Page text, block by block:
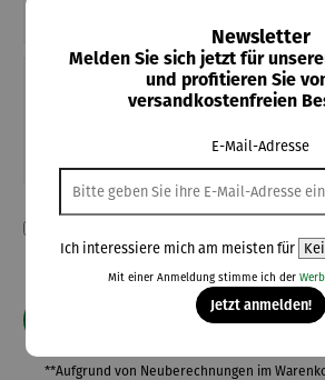
Teile diese
meiner Angaben.
In den Warenkorb
**Aufgrund von Neuberechnungen im
Newsletter
Melden Sie sich jetzt für
und profitieren Sie
versandkostenfreien
E-Mail-Adresse
Ich interessiere mich am meisten für
Mit einer Anmeldung stimme ich der
Jetzt anmelden!